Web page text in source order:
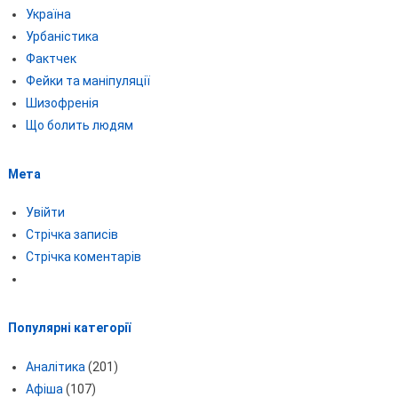
Україна
Урбаністика
Фактчек
Фейки та маніпуляції
Шизофренія
Що болить людям
Мета
Увійти
Стрічка записів
Стрічка коментарів
Популярні категорії
Аналітика (201)
Афіша (107)